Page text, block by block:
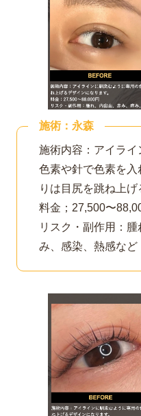
施術：永森
施術内容：アイラ
色素や針で色素を
りは目尻を跳ね上げ
料金；27,500〜
リスク・副作用：
み、感染、熱感など